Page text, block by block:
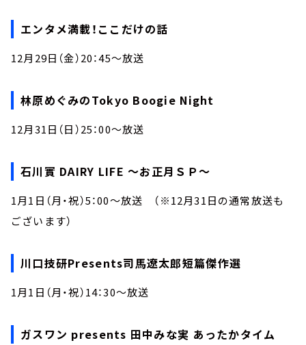
エンタメ満載！ここだけの話
12月29日（金）20：45～放送
林原めぐみのTokyo Boogie Night
12月31日（日）25：00～放送
石川實 DAIRY LIFE ～お正月ＳＰ～
1月1日（月・祝）5：00～放送 （※12月31日の通常放送も
ございます）
川口技研Presents司馬遼太郎短篇傑作選
1月1日（月・祝）14：30～放送
ガスワン presents 田中みな実 あったかタイム